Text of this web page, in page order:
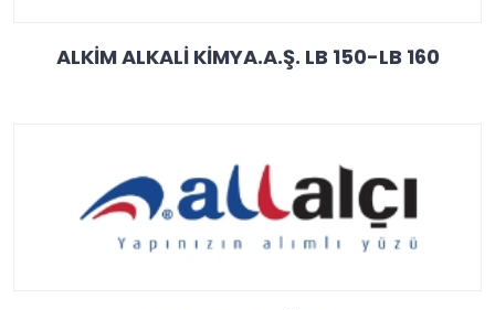
ALKİM ALKALİ KİMYA.A.Ş. LB 150-LB 160